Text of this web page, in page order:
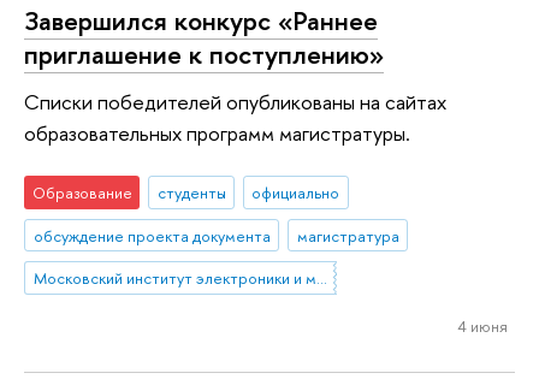
Завершился конкурс «Раннее
приглашение к поступлению»
Списки победителей опубликованы на сайтах
образовательных программ магистратуры.
Образование студенты
официально
обсуждение проекта документа
магистратура
Московский институт электроники и математики им. А.Н. Тихонова
4 июня